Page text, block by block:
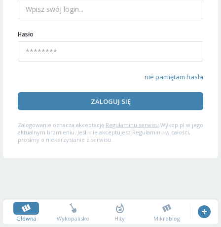
Hasło
nie pamiętam hasła
ZALOGUJ SIĘ
Zalogowanie oznacza akceptację Regulaminu serwisu Wykop.pl w jego
aktualnym brzmieniu. Jeśli nie akceptujesz Regulaminu w całości,
prosimy o niekorzystanie z serwisu.
Główna Wykopalisko Hity Mikroblog